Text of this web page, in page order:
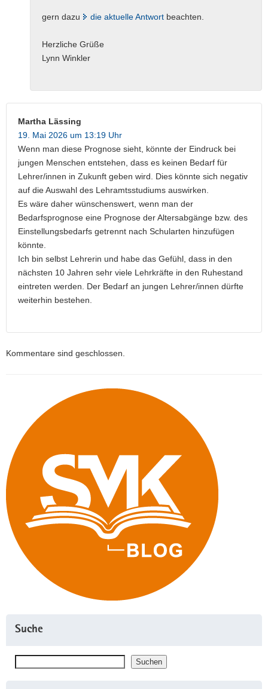
gern dazu die aktuelle Antwort beachten.
Herzliche Grüße
Lynn Winkler
Martha Lässing
19. Mai 2026 um 13:19 Uhr
Wenn man diese Prognose sieht, könnte der Eindruck bei
jungen Menschen entstehen, dass es keinen Bedarf für
Lehrer/innen in Zukunft geben wird. Dies könnte sich negativ
auf die Auswahl des Lehramtsstudiums auswirken.
Es wäre daher wünschenswert, wenn man der
Bedarfsprognose eine Prognose der Altersabgänge bzw. des
Einstellungsbedarfs getrennt nach Schularten hinzufügen
könnte.
Ich bin selbst Lehrerin und habe das Gefühl, dass in den
nächsten 10 Jahren sehr viele Lehrkräfte in den Ruhestand
eintreten werden. Der Bedarf an jungen Lehrer/innen dürfte
weiterhin bestehen.
Kommentare sind geschlossen.
Suche
Suchen Suchen